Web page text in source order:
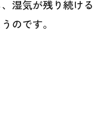
湿気が残り続ける
のです。